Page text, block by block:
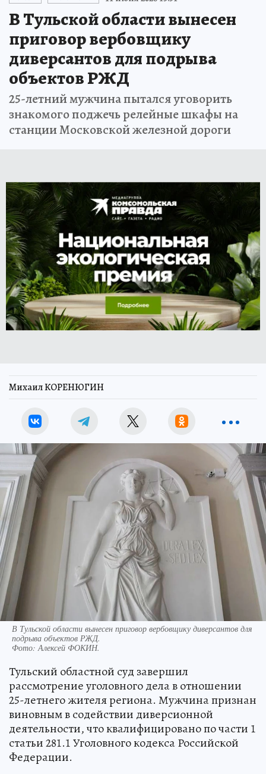
В Тульской области вынесен
приговор вербовщику
диверсантов для подрыва
объектов РЖД
25-летний мужчина пытался уговорить
знакомого поджечь релейные шкафы на
станции Московской железной дороги
Михаил КОРЕНЮГИН
В Тульской области вынесен приговор вербовщику диверсантов для
подрыва объектов РЖД.
Фото:Алексей ФОКИН.
Тульский областной суд завершил
рассмотрение уголовного дела в отношении
25-летнего жителя региона. Мужчина признан
виновным в содействии диверсионной
деятельности, что квалифицировано по части 1
статьи 281.1 Уголовного кодекса Российской
Федерации.